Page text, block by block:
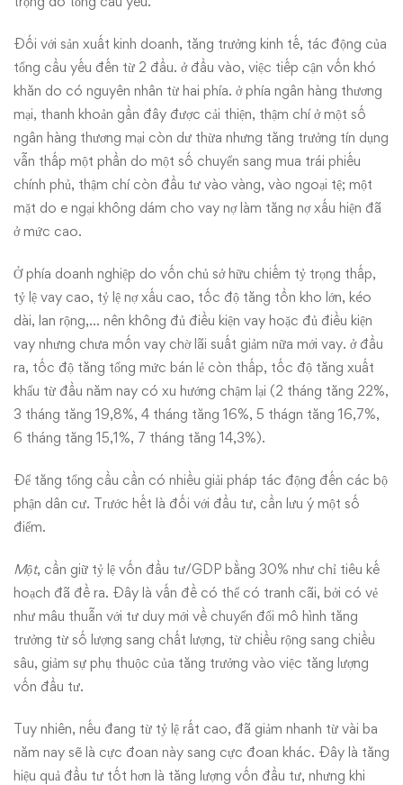
Đối với sản xuất kinh doanh, tăng trưởng kinh tế, tác động của
tổng cầu yếu đến từ 2 đầu. ở đầu vào, việc tiếp cận vốn khó
khăn do có nguyên nhân từ hai phía. ở phía ngân hàng thương
mại, thanh khoản gần đây được cải thiện, thậm chí ở một số
ngân hàng thương mại còn dư thừa nhưng tăng trưởng tín dụng
vẫn thấp một phần do một số chuyển sang mua trái phiếu
chính phủ, thậm chí còn đầu tư vào vàng, vào ngoại tệ; một
mặt do e ngại không dám cho vay nợ làm tăng nợ xấu hiện đã
ở mức cao.
Ở phía doanh nghiệp do vốn chủ sở hữu chiếm tỷ trọng thấp,
tỷ lệ vay cao, tỷ lệ nợ xấu cao, tốc độ tăng tồn kho lớn, kéo
dài, lan rộng,… nên không đủ điều kiện vay hoặc đủ điều kiện
vay nhưng chưa mốn vay chờ lãi suất giảm nữa mới vay. ở đầu
ra, tốc độ tăng tổng mức bán lẻ còn thấp, tốc độ tăng xuất
khẩu từ đầu năm nay có xu hướng chậm lại (2 tháng tăng 22%,
3 tháng tăng 19,8%, 4 tháng tăng 16%, 5 thágn tăng 16,7%,
6 tháng tăng 15,1%, 7 tháng tăng 14,3%).
Để tăng tổng cầu cần có nhiều giải pháp tác động đến các bộ
phận dân cư. Trước hết là đối với đầu tư, cần lưu ý một số
điểm.
Một, cần giữ tỷ lệ vốn đầu tư/GDP bằng 30% như chỉ tiêu kế
hoạch đã đề ra. Đây là vấn đề có thể có tranh cãi, bởi có vẻ
như mâu thuẫn với tư duy mới về chuyển đổi mô hình tăng
trưởng từ số lượng sang chất lượng, từ chiều rộng sang chiều
sâu, giảm sự phụ thuộc của tăng trưởng vào việc tăng lượng
vốn đầu tư.
Tuy nhiên, nếu đang từ tỷ lệ rất cao, đã giảm nhanh từ vài ba
năm nay sẽ là cực đoan này sang cực đoan khác. Đây là tăng
hiệu quả đầu tư tốt hơn là tăng lượng vốn đầu tư, nhưng khi